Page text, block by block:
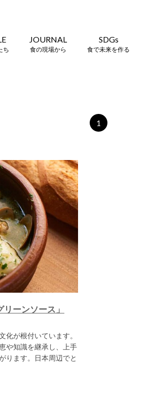
ち
JOURNAL
食の現場から
SDGs
食で未来を作る
1
ーンソース」
化が根付いています。
や知識を継承し、上手
ります。日本周辺でと